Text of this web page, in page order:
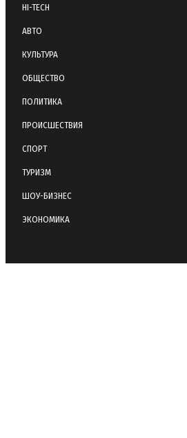
HI-TECH
АВТО
КУЛЬТУРА
ОБЩЕСТВО
ПОЛИТИКА
ПРОИСШЕСТВИЯ
СПОРТ
ТУРИЗМ
ШОУ-БИЗНЕС
ЭКОНОМИКА